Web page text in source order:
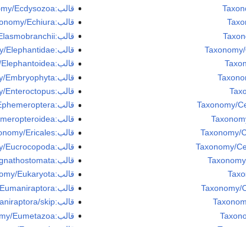
قالب:Taxonomy/Ecdysozoa
قالب:Taxonomy/Echiura
قالب:Taxonomy/Elasmobranchii
قالب:Taxonomy/Elephantidae
قالب:Taxonomy/Elephantoidea
قالب:Taxonomy/Embryophyta
قالب:Taxonomy/Enteroctopus
قالب:Taxonomy/Ephemeroptera
قالب:Taxonomy/Ephemeropteroidea
قالب:Taxonomy/Ericales
قالب:Taxonomy/Eucrocopoda
قالب:Taxonomy/Eugnathostomata
قالب:Taxonomy/Eukaryota
قالب:Taxonomy/Eumaniraptora
قالب:Taxonomy/Eumaniraptora/skip
قالب:Taxonomy/Eumetazoa